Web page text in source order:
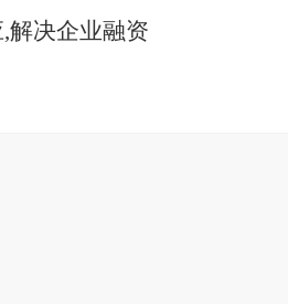
解决企业融资